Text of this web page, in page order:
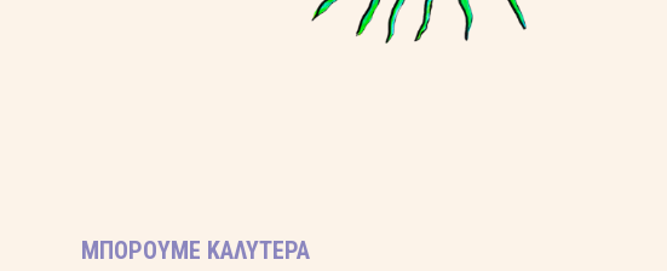
ΜΠΟΡΟΎΜΕ ΚΑΛΎΤΕΡΑ